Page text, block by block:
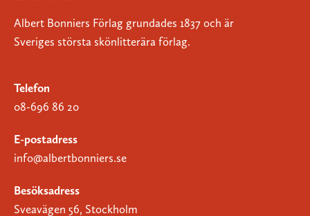
Albert Bonniers Förlag grundades 1837 och är
Sveriges största skönlitterära förlag.
Telefon
08-696 86 20
E-postadress
info@albertbonniers.se
Besöksadress
Sveavägen 56, Stockholm